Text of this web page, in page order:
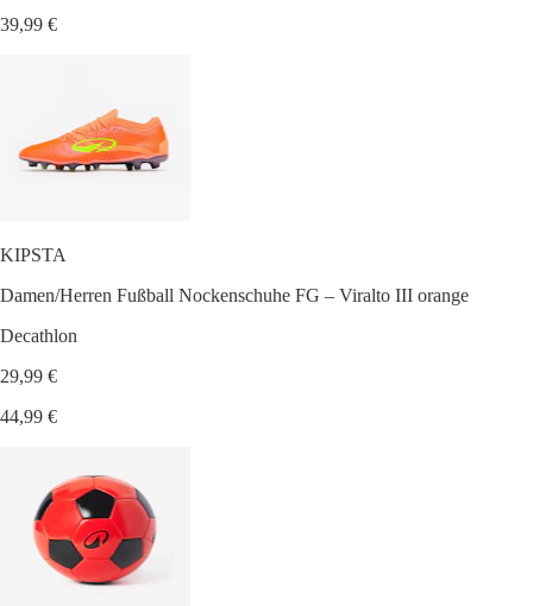
39,99 €
KIPSTA
Damen/Herren Fußball Nockenschuhe FG ‒ Viralto III orange
Decathlon
29,99 €
44,99 €